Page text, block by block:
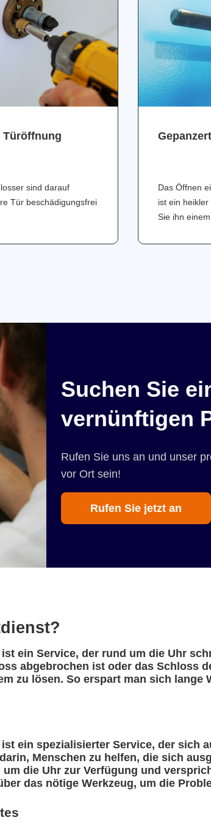
Türöffnung
sind darauf
Tür beschädigungsfrei
Das Öffnen
ist ein
Sie ihn
Suchen Sie
vernünftigen
Rufen Sie uns an und unser
vor Ort sein!
Rufen Sie jetzt an
ein Service, der rund um die Uhr
abgebrochen ist oder das Schloss
zu lösen. So erspart man sich lange
ein spezialisierter Service, der sich
Menschen zu helfen, die sich
die Uhr zur Verfügung und
das nötige Werkzeug, um die